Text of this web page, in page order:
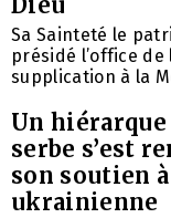
Sa Sainteté le
présidé l’office
supplication à la
Un
serbe s’est
son soutien
ukrainienne